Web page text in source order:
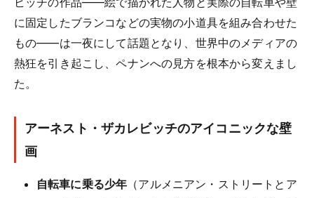
に固定したブランコなどの実物の小道具を組み合わせた
もの——は一夜にして話題となり、世界中のメディアの
熱狂を引き起こし、ペナンへの見方を根本から変えまし
た。
アーネスト・ザカレビッチのアイコニックな壁
画
自転車に乗る少年 （アルメニアン・ストリートとア